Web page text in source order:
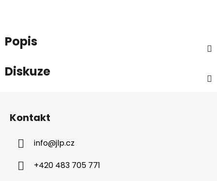
Popis
Diskuze
Kontakt
info@jlp.cz
+420 483 705 771